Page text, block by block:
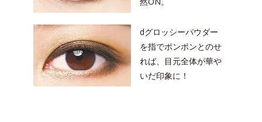
dグロッシーパウダー
を指でポンポンとのせ
れば、目元全体が華や
いだ印象に！